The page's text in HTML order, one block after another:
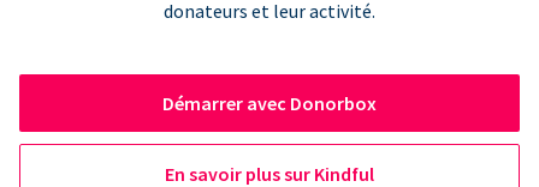
donateurs et leur activité.
Démarrer avec Donorbox
En savoir plus sur Kindful